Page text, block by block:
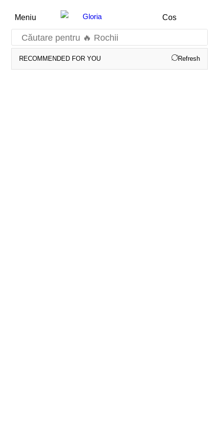
Meniu Cos
Căutare pentru 🔥 Rochii
RECOMMENDED FOR YOU Refresh